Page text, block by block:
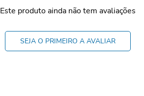
Este produto ainda não tem avaliações
SEJA O PRIMEIRO A AVALIAR